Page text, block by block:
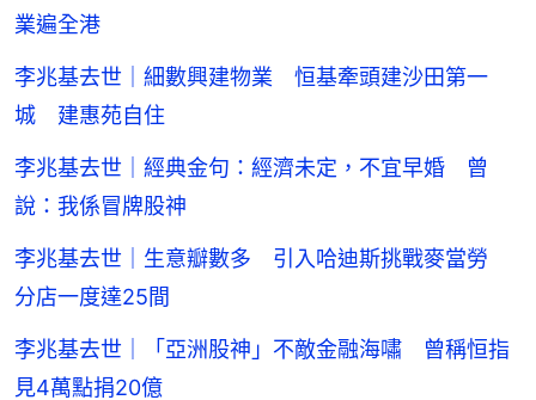
業遍全港
李兆基去世｜細數興建物業 恒基牽頭建沙田第一
城 建惠苑自住
李兆基去世｜經典金句：經濟未定，不宜早婚 曾
說：我係冒牌股神
李兆基去世｜生意瓣數多 引入哈迪斯挑戰麥當勞
分店一度達25間
李兆基去世｜「亞洲股神」不敵金融海嘯 曾稱恒指
見4萬點捐20億